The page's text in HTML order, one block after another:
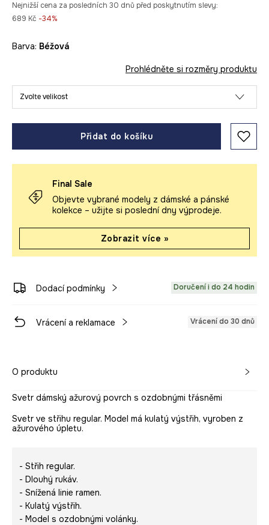
Nejnižší cena za posledních 30 dnů před poskytnutím slevy:
689 Kč -34%
Barva: béžová
Prohlédněte si rozměry produktu
Zvolte velikost
Přidat do košíku
Final Sale
Objevte vybrané modely z dámské a pánské
kolekce – užijte si poslední dny výprodeje.
Zobrazit více »
Dodací podmínky Doručení i do 24 hodin
Vrácení a reklamace Vrácení do 30 dnů
O produktu
Svetr dámský ažurový povrch s ozdobnými třásněmi
Svetr ve střihu regular. Model má kulatý výstřih, vyroben z
ažurového úpletu.
- Střih regular.
- Dlouhý rukáv.
- Snížená linie ramen.
- Kulatý výstřih.
- Model s ozdobnými volánky.